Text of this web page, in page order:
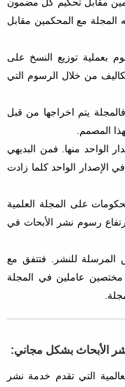
مقابل تحكيم كل مضمون
المجلة مع المحكمين مقابل
بعملية توزيع النسخ على
من خلال الرسوم التي
يتم اخراجها من قبل
المصمم.
الواحد منها. فمن البديهي
الإصدار الواحد كلما زادت
على المجلة العلمية
رسوم نشر الأبحاث في
المرسلة للنشر. فتتفق مع
مختصين عاملين في المجلة
الأبحاث بشكل مجاني:
التي تقدم خدمة نشر